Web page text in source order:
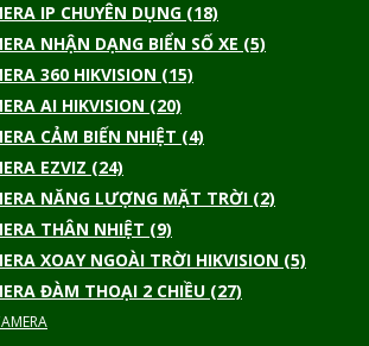
IP CHUYÊN DỤNG (18)
NHẬN DẠNG BIỂN SỐ XE (5)
360 HIKVISION (15)
AI HIKVISION (20)
CẢM BIẾN NHIỆT (4)
EZVIZ (24)
NĂNG LƯỢNG MẶT TRỜI (2)
THÂN NHIỆT (9)
XOAY NGOÀI TRỜI HIKVISION (5)
ĐÀM THOẠI 2 CHIỀU (27)